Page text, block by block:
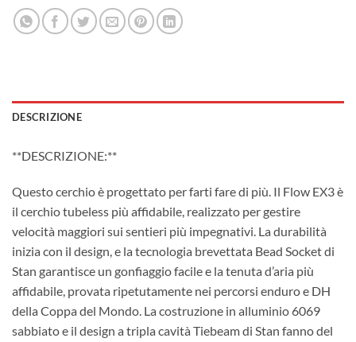
DESCRIZIONE
**DESCRIZIONE:**
Questo cerchio è progettato per farti fare di più. Il Flow EX3 è
il cerchio tubeless più affidabile, realizzato per gestire
velocità maggiori sui sentieri più impegnativi. La durabilità
inizia con il design, e la tecnologia brevettata Bead Socket di
Stan garantisce un gonfiaggio facile e la tenuta d’aria più
affidabile, provata ripetutamente nei percorsi enduro e DH
della Coppa del Mondo. La costruzione in alluminio 6069
sabbiato e il design a tripla cavità Tiebeam di Stan fanno del